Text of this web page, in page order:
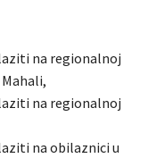
na regionalnoj
na regionalnoj
na obilaznici u